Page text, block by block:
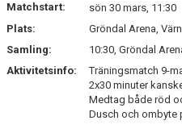
TRUPPEN
BILDER
Matchstart:
sön 30 mars, 11:30
Plats:
Gröndal Arena,
Samling:
10:30, Gröndal
Aktivitetsinfo:
Träningsmatch 9-
2x30 minuter
Medtag både röd
Dusch och ombyte